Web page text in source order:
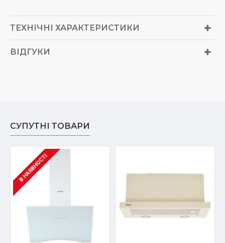
ТЕХНІЧНІ ХАРАКТЕРИСТИКИ
ВІДГУКИ
СУПУТНІ ТОВАРИ
В НАЯВНОСТІ